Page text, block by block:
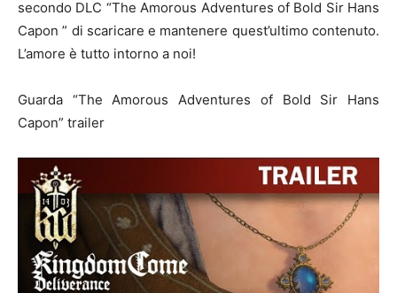
secondo DLC “The Amorous Adventures of Bold Sir Hans
Capon ” di scaricare e mantenere quest’ultimo contenuto.
L’amore è tutto intorno a noi!
Guarda “The Amorous Adventures of Bold Sir Hans
Capon” trailer